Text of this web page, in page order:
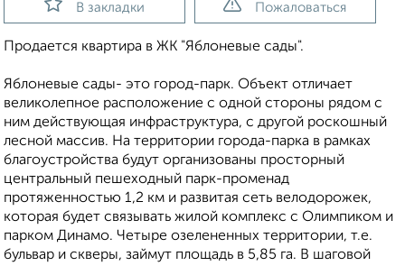
В закладки Пожаловаться
Продается квартира в ЖК "Яблоневые сады".
Яблоневые сады- это город-парк. Объект отличает
великолепное расположение с одной стороны рядом с
ним действующая инфраструктура, с другой роскошный
лесной массив. На территории города-парка в рамках
благоустройства будут организованы просторный
центральный пешеходный парк-променад
протяженностью 1,2 км и развитая сеть велодорожек,
которая будет связывать жилой комплекс с Олимпиком и
парком Динамо. Четыре озелененных территории, т.е.
бульвар и скверы, займут площадь в 5,85 га. В шаговой